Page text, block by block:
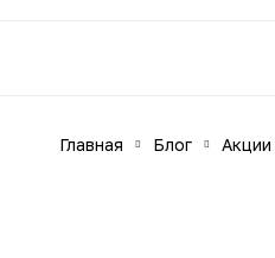
главная блог